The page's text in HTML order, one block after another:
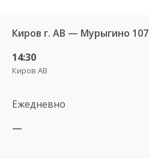
Киров г. АВ — Мурыгино 107
14:30
Киров АВ
Ежедневно
—